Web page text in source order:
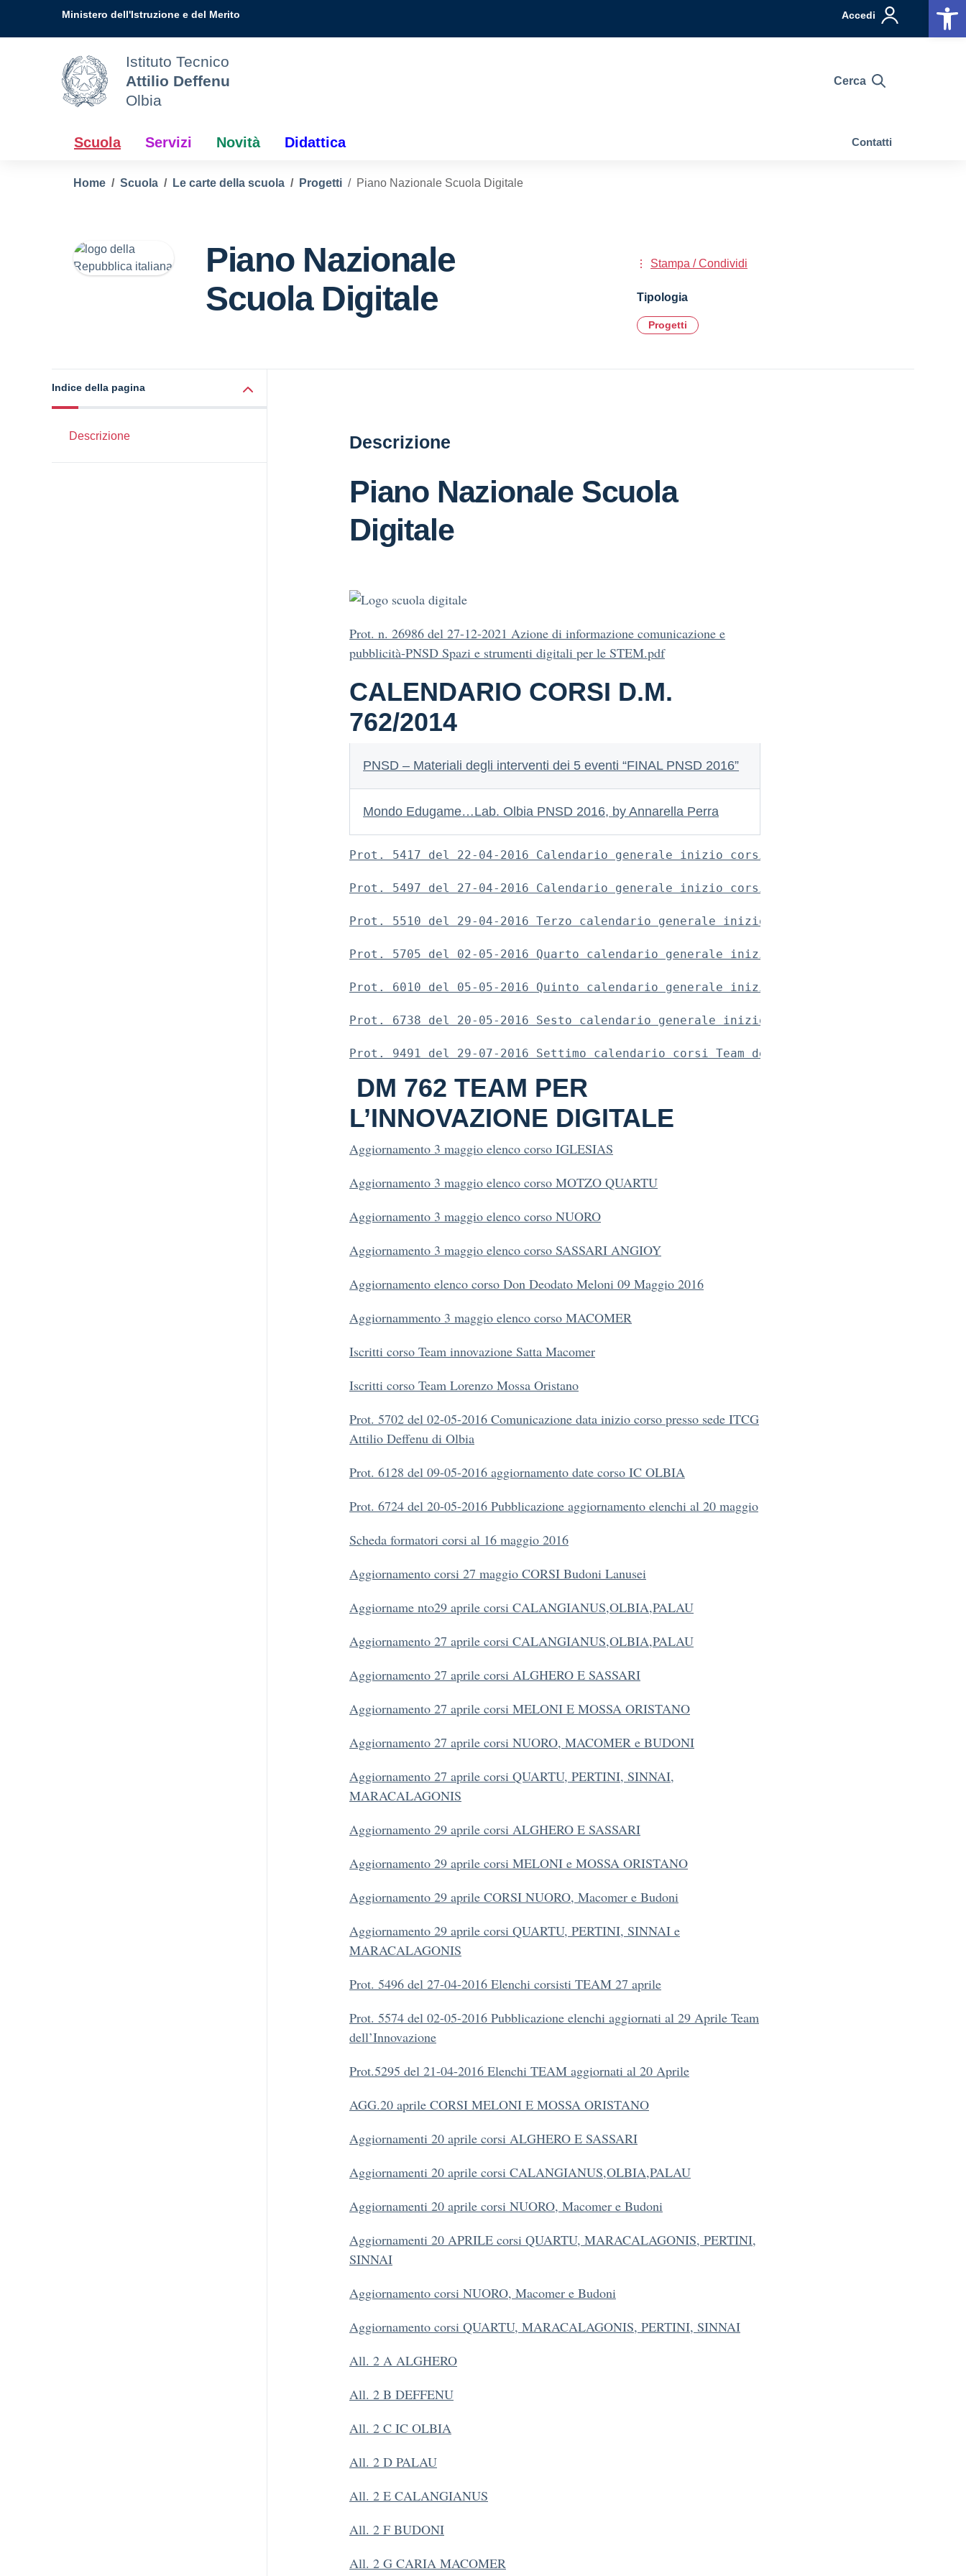
Ministero dell'Istruzione e del Merito Accedi
Istituto Tecnico
Attilio Deffenu
Olbia
Cerca
Scuola Servizi Novità Didattica Contatti
Home Scuola Le carte della scuola Progetti Piano Nazionale Scuola Digitale
Piano Nazionale
Scuola Digitale
Stampa / Condividi
Tipologia
Progetti
Indice della pagina
Descrizione Descrizione
Piano Nazionale Scuola
Digitale
Prot. n. 26986 del 27-12-2021 Azione di informazione comunicazione e
pubblicità-PNSD Spazi e strumenti digitali per le STEM.pdf
CALENDARIO CORSI D.M.
762/2014
PNSD – Materiali degli interventi dei 5 eventi “FINAL PNSD 2016”
Mondo Edugame…Lab. Olbia PNSD 2016, by Annarella Perra
Prot. 5417 del 22-04-2016 Calendario generale inizio corsi Team dell'Innovazione
Prot. 5497 del 27-04-2016 Calendario generale inizio corsi Team dell'Innovazione
Prot. 5510 del 29-04-2016 Terzo calendario generale inizio corsi Taem
Prot. 5705 del 02-05-2016 Quarto calendario generale inizio corsi Team
Prot. 6010 del 05-05-2016 Quinto calendario generale inizio corsi Team
Prot. 6738 del 20-05-2016 Sesto calendario generale inizio corsi Team
Prot. 9491 del 29-07-2016 Settimo calendario corsi Team dell'innovazione DM 762-2014
DM 762 TEAM PER
L’INNOVAZIONE DIGITALE
Aggiornamento 3 maggio elenco corso IGLESIAS
Aggiornamento 3 maggio elenco corso MOTZO QUARTU
Aggiornamento 3 maggio elenco corso NUORO
Aggiornamento 3 maggio elenco corso SASSARI ANGIOY
Aggiornamento elenco corso Don Deodato Meloni 09 Maggio 2016
Aggiornammento 3 maggio elenco corso MACOMER
Iscritti corso Team innovazione Satta Macomer
Iscritti corso Team Lorenzo Mossa Oristano
Prot. 5702 del 02-05-2016 Comunicazione data inizio corso presso sede ITCG
Attilio Deffenu di Olbia
Prot. 6128 del 09-05-2016 aggiornamento date corso IC OLBIA
Prot. 6724 del 20-05-2016 Pubblicazione aggiornamento elenchi al 20 maggio
Scheda formatori corsi al 16 maggio 2016
Aggiornamento corsi 27 maggio CORSI Budoni Lanusei
Aggiorname nto29 aprile corsi CALANGIANUS,OLBIA,PALAU
Aggiornamento 27 aprile corsi CALANGIANUS,OLBIA,PALAU
Aggiornamento 27 aprile corsi ALGHERO E SASSARI
Aggiornamento 27 aprile corsi MELONI E MOSSA ORISTANO
Aggiornamento 27 aprile corsi NUORO, MACOMER e BUDONI
Aggiornamento 27 aprile corsi QUARTU, PERTINI, SINNAI,
MARACALAGONIS
Aggiornamento 29 aprile corsi ALGHERO E SASSARI
Aggiornamento 29 aprile corsi MELONI e MOSSA ORISTANO
Aggiornamento 29 aprile CORSI NUORO, Macomer e Budoni
Aggiornamento 29 aprile corsi QUARTU, PERTINI, SINNAI e
MARACALAGONIS
Prot. 5496 del 27-04-2016 Elenchi corsisti TEAM 27 aprile
Prot. 5574 del 02-05-2016 Pubblicazione elenchi aggiornati al 29 Aprile Team
dell’Innovazione
Prot.5295 del 21-04-2016 Elenchi TEAM aggiornati al 20 Aprile
AGG.20 aprile CORSI MELONI E MOSSA ORISTANO
Aggiornamenti 20 aprile corsi ALGHERO E SASSARI
Aggiornamenti 20 aprile corsi CALANGIANUS,OLBIA,PALAU
Aggiornamenti 20 aprile corsi NUORO, Macomer e Budoni
Aggiornamenti 20 APRILE corsi QUARTU, MARACALAGONIS, PERTINI,
SINNAI
Aggiornamento corsi NUORO, Macomer e Budoni
Aggiornamento corsi QUARTU, MARACALAGONIS, PERTINI, SINNAI
All. 2 A ALGHERO
All. 2 B DEFFENU
All. 2 C IC OLBIA
All. 2 D PALAU
All. 2 E CALANGIANUS
All. 2 F BUDONI
All. 2 G CARIA MACOMER